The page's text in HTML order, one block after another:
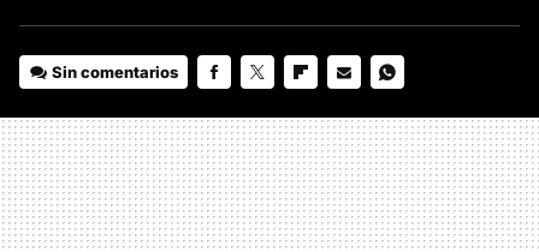
Sin comentarios
MAIL